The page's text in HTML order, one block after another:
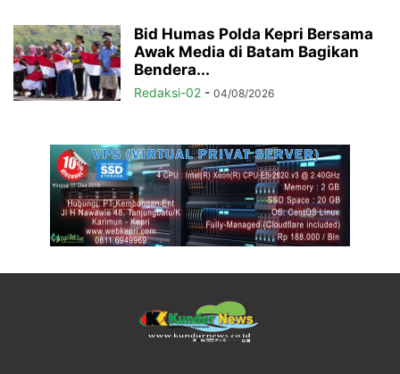
Bid Humas Polda Kepri Bersama
Awak Media di Batam Bagikan
Bendera...
Redaksi-02 - 04/08/2026